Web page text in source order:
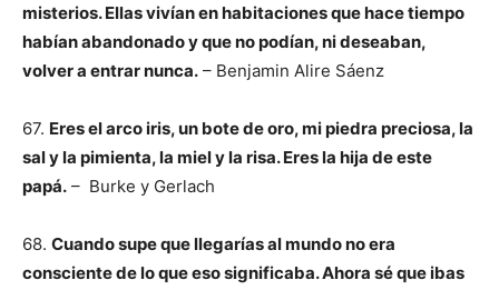
misterios. Ellas vivían en habitaciones que hace tiempo
habían abandonado y que no podían, ni deseaban,
volver a entrar nunca. – Benjamin Alire Sáenz
67. Eres el arco iris, un bote de oro, mi piedra preciosa, la
sal y la pimienta, la miel y la risa. Eres la hija de este
papá. – Burke y Gerlach
68. Cuando supe que llegarías al mundo no era
consciente de lo que eso significaba. Ahora sé que ibas